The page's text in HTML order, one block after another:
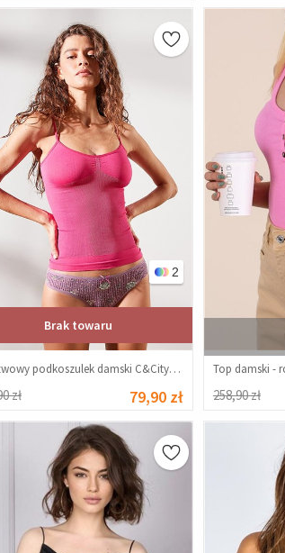
2
Brak towaru
Bezszwowy podkoszulek damski C&City C15011 - Jasnoróżowy #322791
zł 79,90 zł
Top damski -
258,90 zł